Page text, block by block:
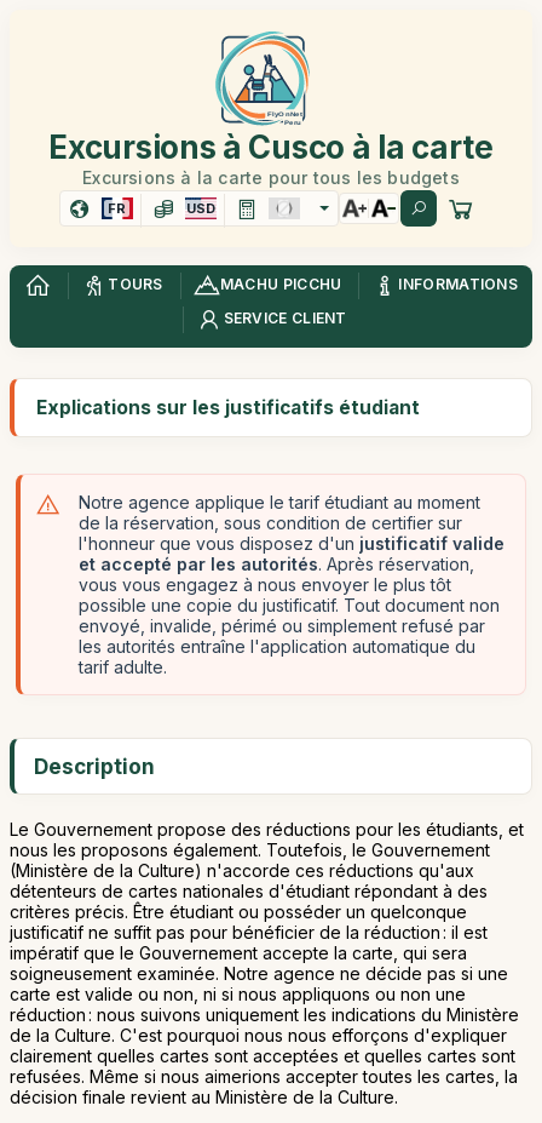
Excursions à Cusco à la carte
Excursions à la carte pour tous les budgets
FR USD
TOURS MACHU PICCHU
INFORMATIONS
SERVICE CLIENT
Explications sur les justificatifs étudiant
Notre agence applique le tarif étudiant au moment
de la réservation, sous condition de certifier sur
l'honneur que vous disposez d'un justificatif valide
et accepté par les autorités. Après réservation,
vous vous engagez à nous envoyer le plus tôt
possible une copie du justificatif. Tout document non
envoyé, invalide, périmé ou simplement refusé par
les autorités entraîne l'application automatique du
tarif adulte.
Description
Le Gouvernement propose des réductions pour les étudiants, et
nous les proposons également. Toutefois, le Gouvernement
(Ministère de la Culture) n'accorde ces réductions qu'aux
détenteurs de cartes nationales d'étudiant répondant à des
critères précis. Être étudiant ou posséder un quelconque
justificatif ne suffit pas pour bénéficier de la réduction : il est
impératif que le Gouvernement accepte la carte, qui sera
soigneusement examinée. Notre agence ne décide pas si une
carte est valide ou non, ni si nous appliquons ou non une
réduction : nous suivons uniquement les indications du Ministère
de la Culture. C'est pourquoi nous nous efforçons d'expliquer
clairement quelles cartes sont acceptées et quelles cartes sont
refusées. Même si nous aimerions accepter toutes les cartes, la
décision finale revient au Ministère de la Culture.